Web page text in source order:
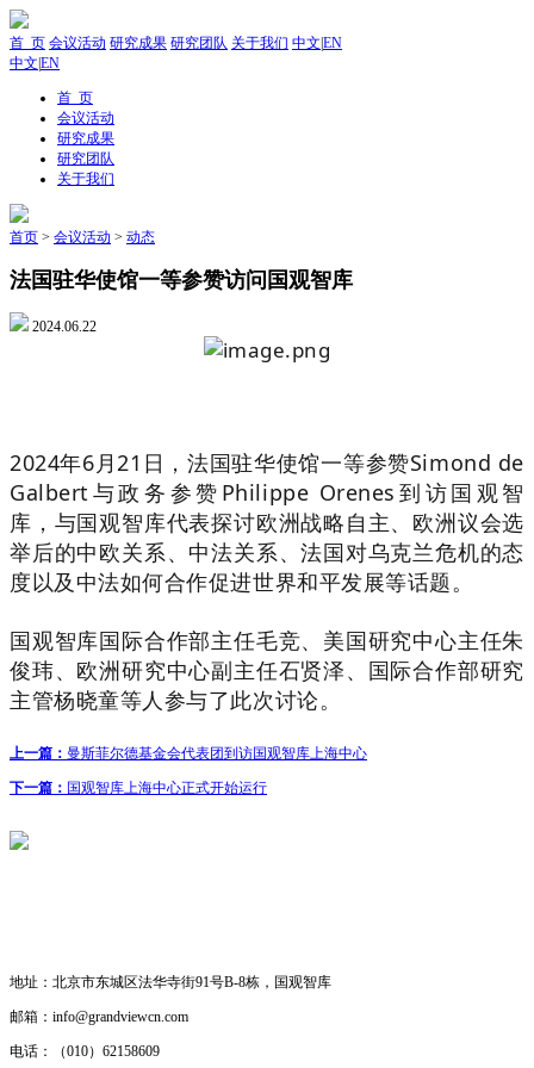
首 页 会议活动 研究成果 研究团队 关于我们 中文 EN
中文 EN
首 页
会议活动
研究成果
研究团队
关于我们
首页 > 会议活动 > 动态
法国驻华使馆一等参赞访问国观智库
2024.06.22
2024年6月21日，法国驻华使馆一等参赞Simond de
Galbert与政务参赞Philippe Orenes到访国观智
库，与国观智库代表探讨欧洲战略自主、欧洲议会选
举后的中欧关系、中法关系、法国对乌克兰危机的态
度以及中法如何合作促进世界和平发展等话题。
国观智库国际合作部主任毛竞、美国研究中心主任朱
俊玮、欧洲研究中心副主任石贤泽、国际合作部研究
主管杨晓童等人参与了此次讨论。
上一篇： 曼斯菲尔德基金会代表团到访国观智库上海中心
下一篇： 国观智库上海中心正式开始运行
地址： 北京市东城区法华寺街91号B-8栋，国观智库
邮箱： info@grandviewcn.com
电话： （010）62158609